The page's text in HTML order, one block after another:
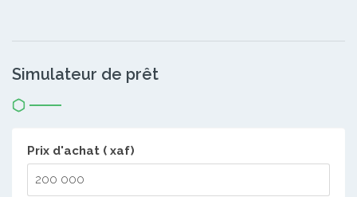
Simulateur de prêt
Prix d'achat ( xaf)